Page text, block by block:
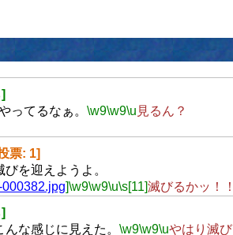
ってるなぁ。 \w9\w9\u 見るん？
票: 1]
びを迎えようよ。
]\w9\w9\u\s[11]滅びるかッ！！
な感じに見えた。 \w9\w9\uやはり滅び